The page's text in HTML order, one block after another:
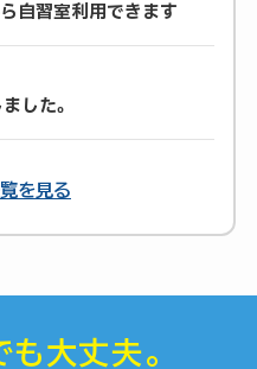
自習室利用できます
した。
を見る
大丈夫。